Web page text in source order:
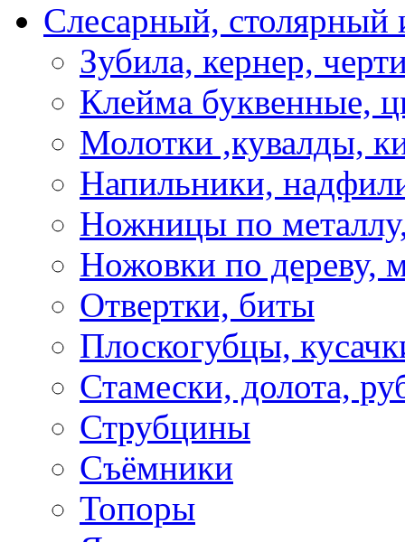
Слесарный, столярный
Зубила, кернер,
Клейма буквенные,
Молотки ,кувалды,
Напильники,
Ножницы по
Ножовки по дереву,
Отвертки, биты
Плоскогубцы,
Стамески, долота,
Струбцины
Съёмники
Топоры